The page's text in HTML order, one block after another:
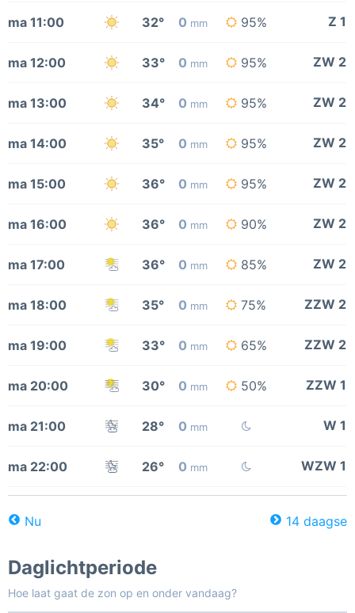
ma 11:00 32° 0 mm 95% Z 1
ma 12:00 33° 0 mm 95% ZW 2
ma 13:00 34° 0 mm 95% ZW 2
ma 14:00 35° 0 mm 95% ZW 2
ma 15:00 36° 0 mm 95% ZW 2
ma 16:00 36° 0 mm 90% ZW 2
ma 17:00 36° 0 mm 85% ZW 2
ma 18:00 35° 0 mm 75% ZZW 2
ma 19:00 33° 0 mm 65% ZZW 2
ma 20:00 30° 0 mm 50% ZZW 1
ma 21:00 28° 0 mm W 1
ma 22:00 26° 0 mm WZW 1
Nu 14 daagse
Daglichtperiode
Hoe laat gaat de zon op en onder vandaag?